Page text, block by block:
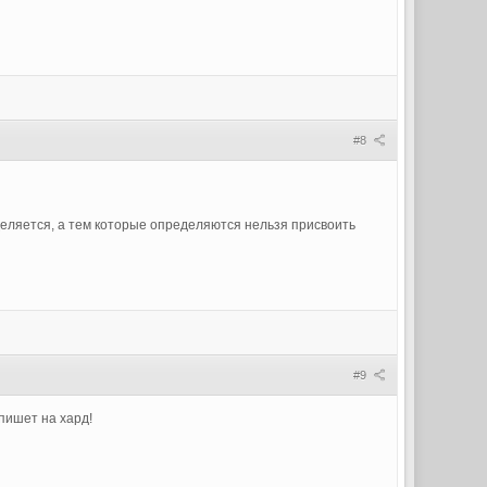
#8
а тем которые определяются нельзя присвоить
#9
на хард!